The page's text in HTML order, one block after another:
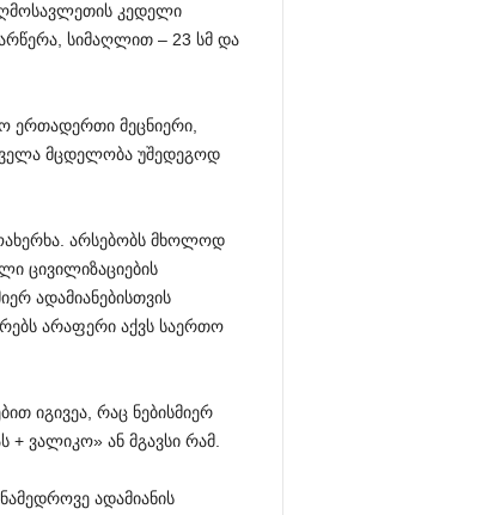
კედელი
სიმაღლით – 23 სმ და
ერთადერთი მეცნიერი,
მცდელობა უშედეგოდ
არსებობს მხოლოდ
ცივილიზაციების
ადამიანებისთვის
არაფერი აქვს საერთო
იგივეა, რაც ნებისმიერ
+ ვალიკო» ან მგავსი რამ.
ადამიანის